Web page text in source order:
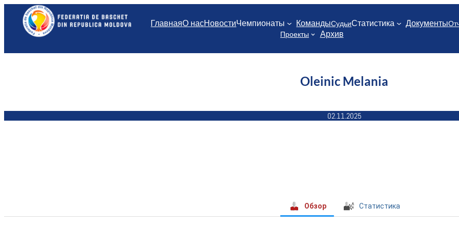
Перейти
содержимому
ГлавнаяО насНовостиЧемпионаты КомандыСудьиСтатистика Документы
Проекты
Архив
Oleinic Melania
02.11.2025
Обзор Статистика